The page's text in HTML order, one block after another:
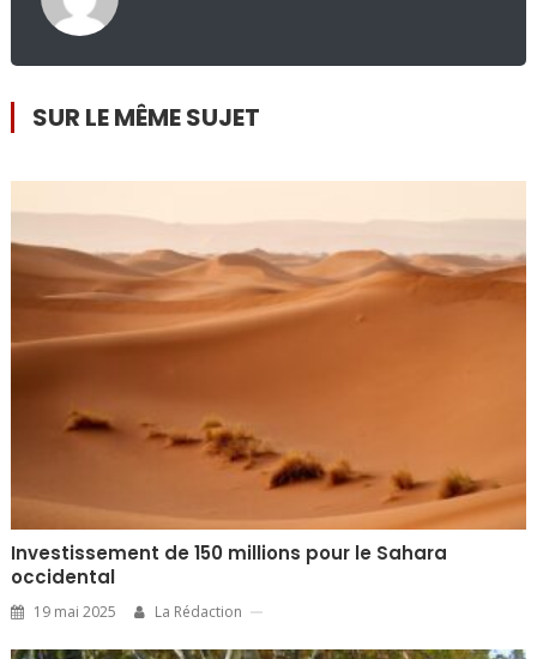
SUR LE MÊME SUJET
Investissement de 150 millions pour le Sahara
occidental
19 mai 2025 La Rédaction